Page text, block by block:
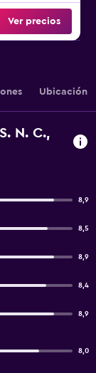
Ver precios
Ubicación
N. C.,
8,9
8,5
8,9
8,4
8,9
8,0